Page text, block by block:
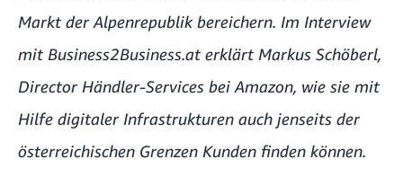
Markt der Alpenrepublik bereichern. Im Interview
mit Business2Business.at erklärt Markus Schöberl,
Director Händler-Services bei Amazon, wie sie mit
Hilfe digitaler Infrastrukturen auch jenseits der
österreichischen Grenzen Kunden finden können.